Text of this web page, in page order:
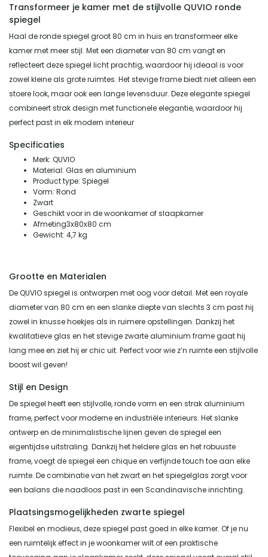
Transformeer je kamer met de stijlvolle QUVIO ronde
spiegel
Haal de ronde spiegel groot 80 cm in huis en transformeer elke
kamer met meer stijl. Met een diameter van 80 cm vangt en
reflecteert deze spiegel licht prachtig, waardoor hij ideaal is voor
zowel kleine als grote ruimtes. Het stevige frame biedt niet alleen een
stoere look, maar ook een lange levensduur. Deze elegante spiegel
combineert strak design met functionele elegantie, waardoor hij
perfect past in elk modern interieur
Specificaties
Merk: QUVIO
Material: Glas en aluminium
Product type: Spiegel
Vorm: Rond
Zwart
Geschikt voor in de woonkamer of slaapkamer
Afmeting3x80x80 cm
Gewicht: 4,7 kg
Grootte en Materialen
De QUVIO spiegel is ontworpen met oog voor detail. Met een royale
diameter van 80 cm en een slanke diepte van slechts 3 cm past hij
zowel in knusse hoekjes als in ruimere opstellingen. Dankzij het
kwalitatieve glas en het stevige zwarte aluminium frame gaat hij
lang mee en ziet hij er chic uit. Perfect voor wie z’n ruimte een stijlvolle
boost wil geven!
Stijl en Design
De spiegel heeft een stijlvolle, ronde vorm en een strak aluminium
frame, perfect voor moderne en industriële interieurs. Het slanke
ontwerp en de minimalistische lijnen geven de spiegel een
eigentijdse uitstraling. Dankzij het heldere glas en het robuuste
frame, voegt de spiegel een chique en verfijnde touch toe aan elke
ruimte. De combinatie van het zwart en het spiegelglas zorgt voor
een balans die naadloos past in een Scandinavische inrichting.
Plaatsingsmogelijkheden zwarte spiegel
Flexibel en modieus, deze spiegel past goed in elke kamer. Of je nu
een ruimtelijk effect in je woonkamer wilt of een praktische